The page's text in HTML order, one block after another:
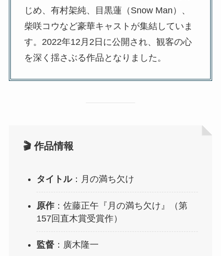
じめ、有村架純、目黒蓮（Snow Man）、
柴咲コウなど豪華キャストが集結していま
す。2022年12月2日に公開され、観客の心
を深く揺さぶる作品となりました。
🎬 作品情報
タイトル：月の満ち欠け
原作：佐藤正午『月の満ち欠け』（第
157回直木賞受賞作）
監督：廣木隆一